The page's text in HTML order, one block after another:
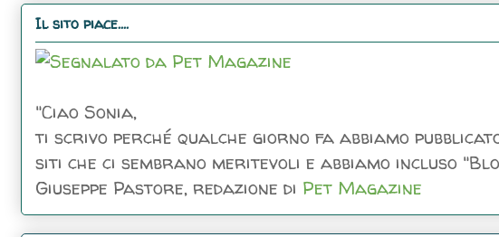
Il sito piace....
"Ciao Sonia,
ti scrivo perché qualche giorno fa abbiamo
siti che ci sembrano meritevoli e abbiamo incluso
Giuseppe Pastore, redazione di Pet Magazine